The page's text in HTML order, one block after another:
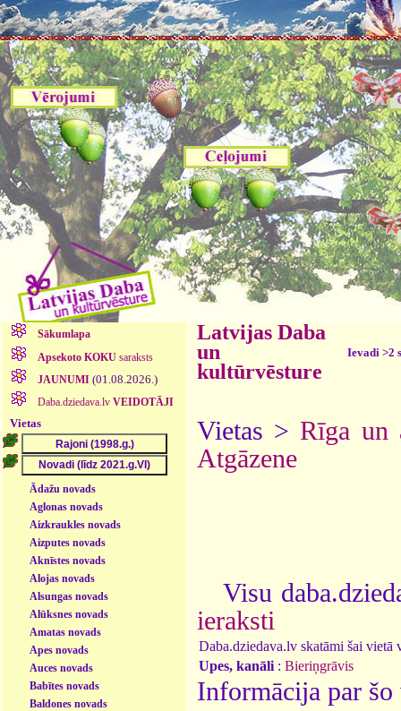
Sākumlapa
Apsekoto KOKUsaraksts
JAUNUMI (01.08.2026.)
Daba.dziedava.lv VEIDOTĀJI
Vietas
Ādažu novads
Aglonas novads
Aizkraukles novads
Aizputes novads
Aknīstes novads
Alojas novads
Alsungas novads
Alūksnes novads
Amatas novads
Apes novads
Auces novads
Babītes novads
Baldones novads
Latvijas Daba
un
kultūrvēsture
Ievadi >2
Vietas >Rīga un
Atgāzene
Visu
ieraksti
Daba.dziedava.lv skatāmi šai
Upes, kanāli : Bieriņgrāvis
Informācija par